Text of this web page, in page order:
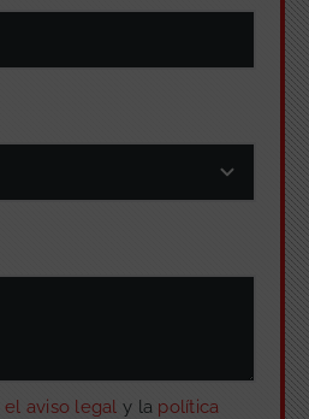
el aviso legaly la política